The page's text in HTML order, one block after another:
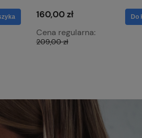
160,00 zł
Cena regularna:
209,00 zł
Do